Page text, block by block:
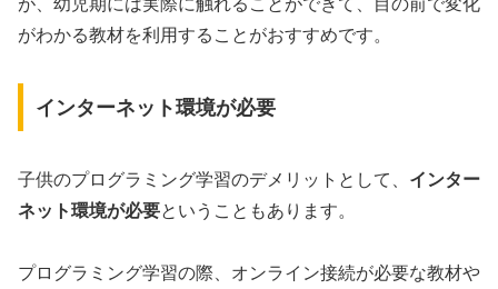
が、幼児期には実際に触れることができて、目の前で変化
がわかる教材を利用することがおすすめです。
インターネット環境が必要
子供のプログラミング学習のデメリットとして、 インター
ネット環境が必要ということもあります。
プログラミング学習の際、オンライン接続が必要な教材や